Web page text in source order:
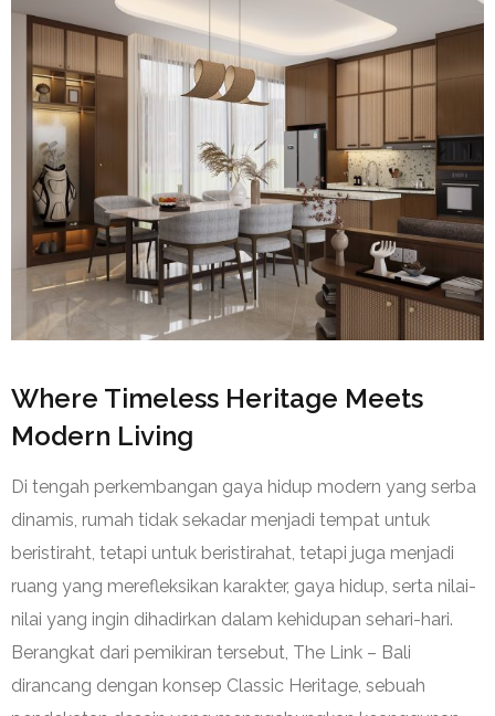
Where Timeless Heritage Meets
Modern Living
Di tengah perkembangan gaya hidup modern yang serba
dinamis, rumah tidak sekadar menjadi tempat untuk
beristiraht, tetapi untuk beristirahat, tetapi juga menjadi
ruang yang merefleksikan karakter, gaya hidup, serta nilai-
nilai yang ingin dihadirkan dalam kehidupan sehari-hari.
Berangkat dari pemikiran tersebut, The Link – Bali
dirancang dengan konsep Classic Heritage, sebuah